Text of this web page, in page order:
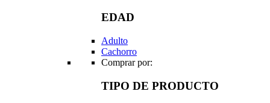
EDAD
Adulto
Cachorro
Comprar por:
TIPO DE PRODUCTO